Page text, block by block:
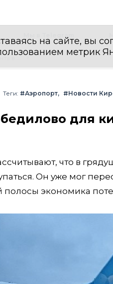
на сайте, вы
метрик
Теги: #Аэропорт #Новости
для
что в
Он уже мог
полосы экономика